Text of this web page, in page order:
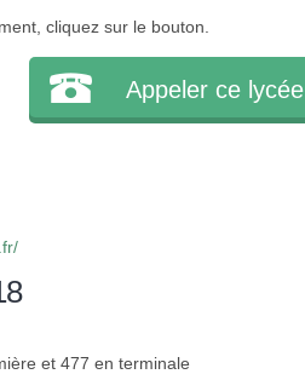
cliquez sur le bouton.
Appeler ce lycée
et 477 en terminale